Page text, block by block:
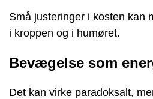
Små justeringer i kosten kan
i kroppen og i humøret.
Bevægelse som
Det kan virke paradoksalt,